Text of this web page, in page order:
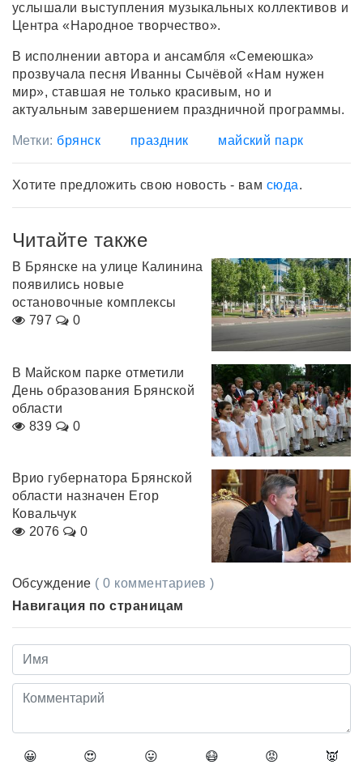
услышали выступления музыкальных коллективов и
Центра «Народное творчество».
В исполнении автора и ансамбля «Семеюшка»
прозвучала песня Иванны Сычёвой «Нам нужен
мир», ставшая не только красивым, но и
актуальным завершением праздничной программы.
Метки: брянск праздник майский парк
Хотите предложить свою новость - вам сюда.
Читайте также
В Брянске на улице Калинина
появились новые
остановочные комплексы
797
0
В Майском парке отметили
День образования Брянской
области
839
0
Врио губернатора Брянской
области назначен Егор
Ковальчук
2076
0
Обсуждение ( 0 комментариев )
Навигация по страницам
😀 😍 😛 😷 😡 👿